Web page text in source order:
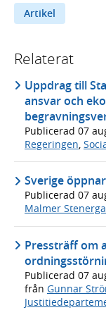
Artikel
Relaterat
Uppdrag till
ansvar och
Publicerad 07
Regeringen
Sverige
Publicerad 07
Malmer
Pressträff om
Publicerad 07
från Gunnar